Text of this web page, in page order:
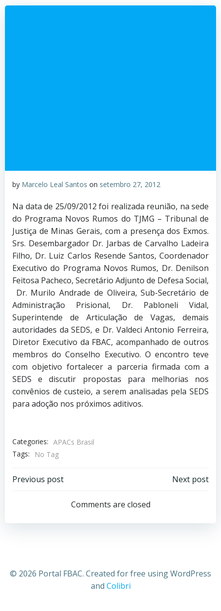
by Marcelo Leal Santos on setembro 27, 2012
Na data de 25/09/2012 foi realizada reunião, na sede
do Programa Novos Rumos do TJMG – Tribunal de
Justiça de Minas Gerais, com a presença dos Exmos.
Srs. Desembargador Dr. Jarbas de Carvalho Ladeira
Filho, Dr. Luiz Carlos Resende Santos, Coordenador
Executivo do Programa Novos Rumos, Dr. Denilson
Feitosa Pacheco, Secretário Adjunto de Defesa Social,
Dr. Murilo Andrade de Oliveira, Sub-Secretário de
Administração Prisional, Dr. Pabloneli Vidal,
Superintende de Articulação de Vagas, demais
autoridades da SEDS, e Dr. Valdeci Antonio Ferreira,
Diretor Executivo da FBAC, acompanhado de outros
membros do Conselho Executivo. O encontro teve
com objetivo fortalecer a parceria firmada com a
SEDS e discutir propostas para melhorias nos
convênios de custeio, a serem analisadas pela SEDS
para adoção nos próximos aditivos.
Categories: APACs Brasil
Tags:
No Tag
Previous post Next post
Comments are closed
© 2026 Portal FBAC. Created for free using WordPress
and Colibri